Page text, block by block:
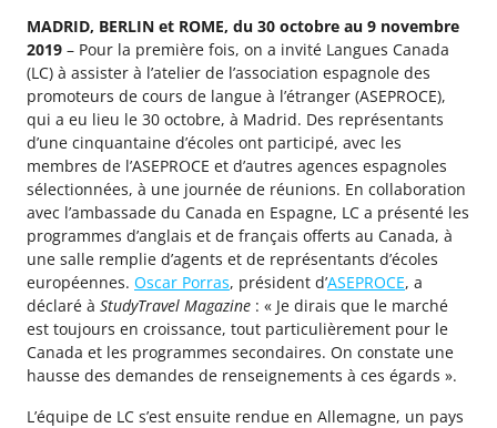
MADRID, BERLIN et ROME, du 30 octobre au 9 novembre
2019 – Pour la première fois, on a invité Langues Canada
(LC) à assister à l’atelier de l’association espagnole des
promoteurs de cours de langue à l’étranger (ASEPROCE),
qui a eu lieu le 30 octobre, à Madrid. Des représentants
d’une cinquantaine d’écoles ont participé, avec les
membres de l’ASEPROCE et d’autres agences espagnoles
sélectionnées, à une journée de réunions. En collaboration
avec l’ambassade du Canada en Espagne, LC a présenté les
programmes d’anglais et de français offerts au Canada, à
une salle remplie d’agents et de représentants d’écoles
européennes. Oscar Porras, président d’ASEPROCE, a
déclaré à StudyTravel Magazine : « Je dirais que le marché
est toujours en croissance, tout particulièrement pour le
Canada et les programmes secondaires. On constate une
hausse des demandes de renseignements à ces égards ».
L’équipe de LC s’est ensuite rendue en Allemagne, un pays